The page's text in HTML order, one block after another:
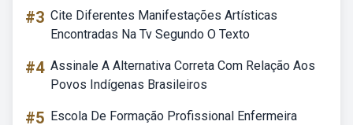
#3 Cite Diferentes Manifestações Artísticas
Encontradas Na Tv Segundo O Texto
#4 Assinale A Alternativa Correta Com Relação Aos
Povos Indígenas Brasileiros
#5 Escola De Formação Profissional Enfermeira